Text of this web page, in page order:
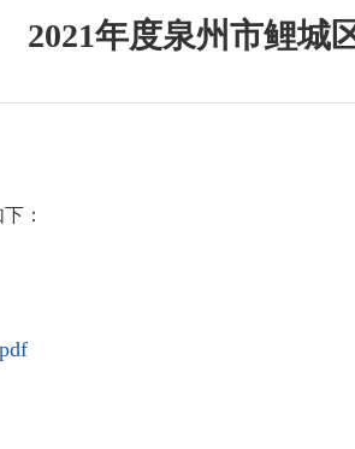
2021年度泉州市鲤城
：